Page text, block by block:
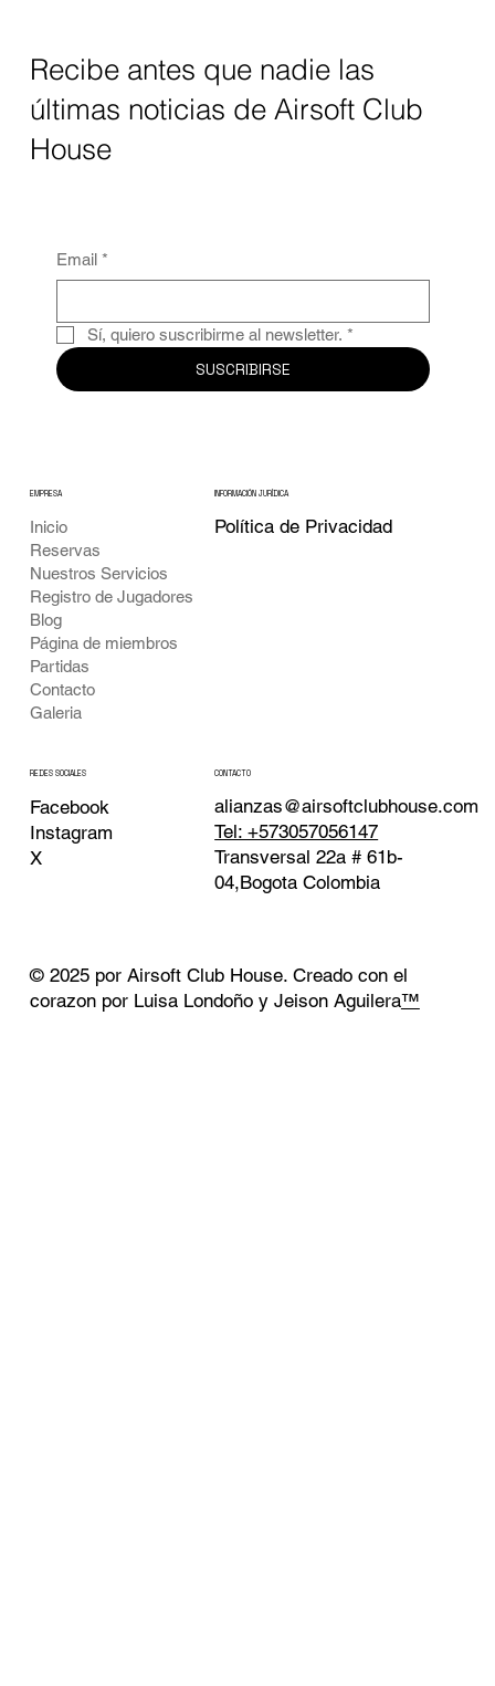
Recibe antes que nadie las
últimas noticias de Airsoft Club
House
Email *
Sí, quiero suscribirme al newsletter. *
SUSCRIBIRSE
Inicio
Reservas
Nuestros Servicios
Registro de Jugadores
Blog
Página de miembros
Partidas
Contacto
Galeria
EMPRESA INFORMACIÓN JURÍDICA
Política de Privacidad
REDES SOCIALES
Facebook
Instagram
X
CONTACTO
alianzas@airsoftclubhouse.com
Tel: +573057056147
Transversal 22a # 61b-
04,Bogota Colombia
© 2025 por Airsoft Club House. Creado con el
corazon por Luisa Londoño y Jeison Aguilera™